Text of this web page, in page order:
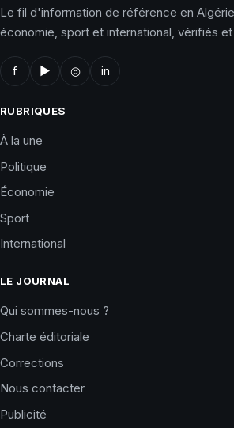
Le fil d'information de référence en
économie, sport et international, vérifiés
f ▶ ◎ in
RUBRIQUES
À la une
Politique
Économie
Sport
International
LE JOURNAL
Qui sommes-nous ?
Charte éditoriale
Corrections
Nous contacter
Publicité